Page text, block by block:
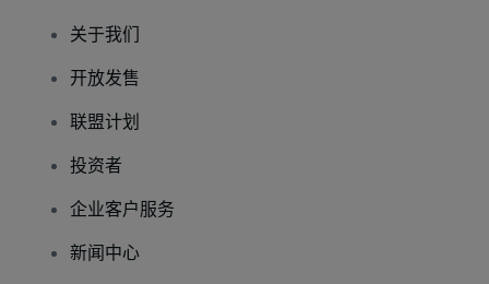
关于我们
开放发售
联盟计划
投资者
企业客户服务
新闻中心